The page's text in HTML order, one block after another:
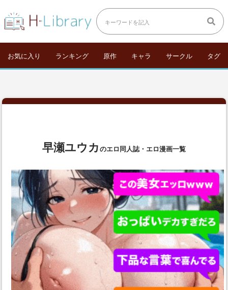
お気に入り ランキング 原作 キャラ サークル タグ
早瀬ユウカのエロ同人誌・エロ漫画一覧